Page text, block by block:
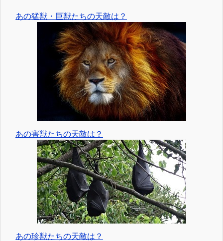
あの猛獣・巨獣たちの天敵は？
あの害獣たちの天敵は？
あの珍獣たちの天敵は？